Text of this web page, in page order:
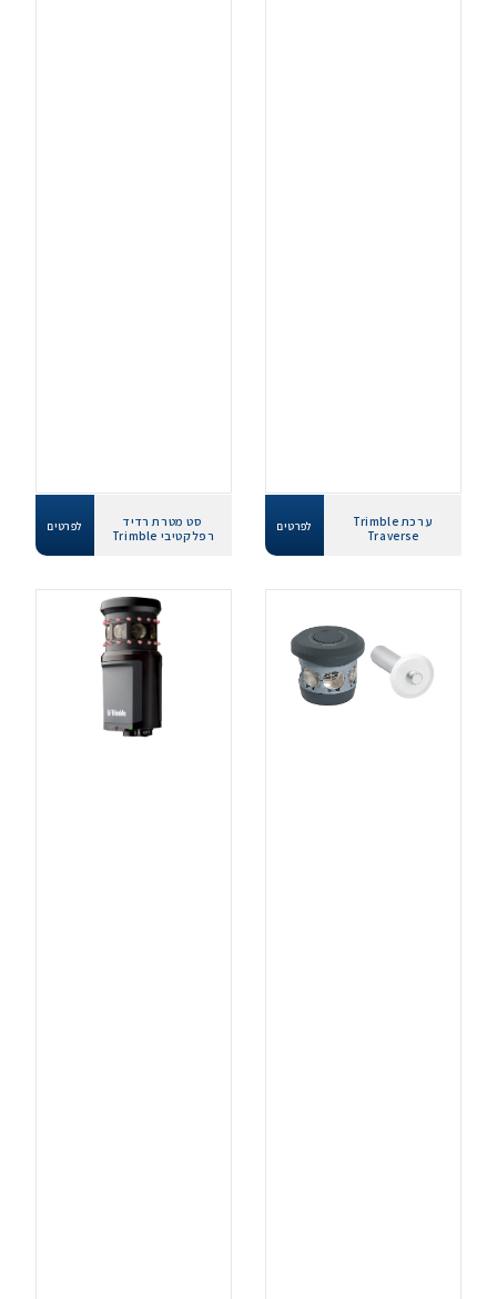
ערכת Trimble
Traverse
לפרטים
סט מטרת רדיד
רפלקטיבי Trimble
לפרטים